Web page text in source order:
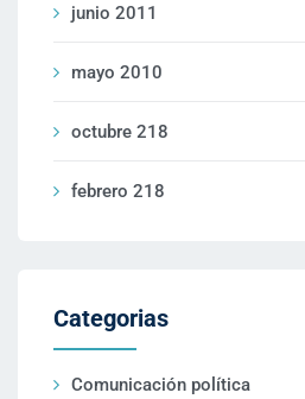
junio 2011
mayo 2010
octubre 218
febrero 218
Categorias
Comunicación política